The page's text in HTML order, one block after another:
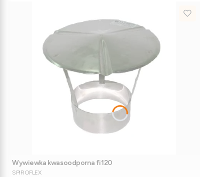
Wywiewka kwasoodporna fi120
PRODUCENT
SPIROFLEX